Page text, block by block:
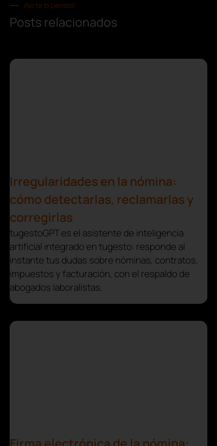
¡No te lo pierdas!
Posts relacionados
Irregularidades en la nómina:
cómo detectarlas, reclamarlas y
corregirlas
tugestoGPT es el asistente de inteligencia
artificial integrado en tugesto: responde al
instante tus dudas sobre nóminas, contratos,
impuestos y facturación, con el respaldo de
abogados laboralistas.